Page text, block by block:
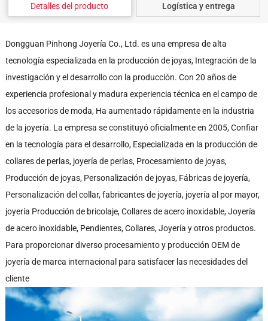
Detalles del producto Logística y entrega
Dongguan Pinhong Joyería Co., Ltd. es una empresa de alta
tecnología especializada en la producción de joyas, Integración de la
investigación y el desarrollo con la producción. Con 20 años de
experiencia profesional y madura experiencia técnica en el campo de
los accesorios de moda, Ha aumentado rápidamente en la industria
de la joyería. La empresa se constituyó oficialmente en 2005, Confiar
en la tecnología para el desarrollo, Especializada en la producción de
collares de perlas, joyería de perlas, Procesamiento de joyas,
Producción de joyas, Personalización de joyas, Fábricas de joyería,
Personalización del collar, fabricantes de joyería, joyería al por mayor,
joyería Producción de bricolaje, Collares de acero inoxidable, Joyería
de acero inoxidable, Pendientes, Collares, Joyería y otros productos.
Para proporcionar diverso procesamiento y producción OEM de
joyería de marca internacional para satisfacer las necesidades del
cliente